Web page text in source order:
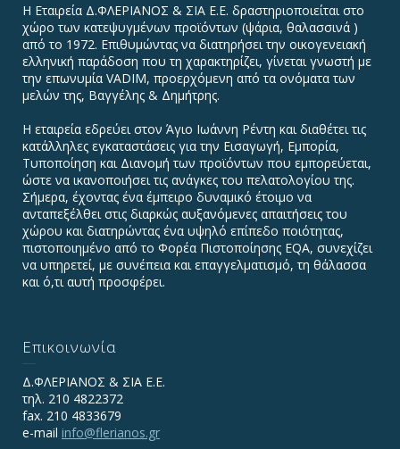
Η Εταιρεία Δ.ΦΛΕΡΙΑΝΟΣ & ΣΙΑ Ε.Ε. δραστηριοποιείται στο
χώρο των κατεψυγμένων προϊόντων (ψάρια, θαλασσινά )
από το 1972. Επιθυμώντας να διατηρήσει την οικογενειακή
ελληνική παράδοση που τη χαρακτηρίζει, γίνεται γνωστή με
την επωνυμία VADIΜ, προερχόμενη από τα ονόματα των
μελών της, Βαγγέλης & Δημήτρης.
Η εταιρεία εδρεύει στον Άγιο Ιωάννη Ρέντη και διαθέτει τις
κατάλληλες εγκαταστάσεις για την Εισαγωγή, Εμπορία,
Τυποποίηση και Διανομή των προϊόντων που εμπορεύεται,
ώστε να ικανοποιήσει τις ανάγκες του πελατολογίου της.
Σήμερα, έχοντας ένα έμπειρο δυναμικό έτοιμο να
ανταπεξέλθει στις διαρκώς αυξανόμενες απαιτήσεις του
χώρου και διατηρώντας ένα υψηλό επίπεδο ποιότητας,
πιστοποιημένο από το Φορέα Πιστοποίησης EQA, συνεχίζει
να υπηρετεί, με συνέπεια και επαγγελματισμό, τη θάλασσα
και ό,τι αυτή προσφέρει.
Επικοινωνία
Δ.ΦΛΕΡΙΑΝΟΣ & ΣΙΑ Ε.Ε.
τηλ. 210 4822372
fax. 210 4833679
e-mail info@flerianos.gr